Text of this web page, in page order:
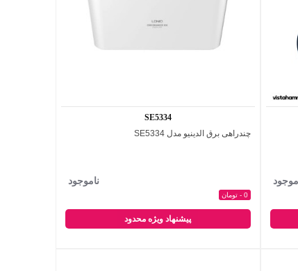
اضافه به مقایسه
SE5334
چندراهی برق الدینیو مدل SE5334
ناموجود
0 - تومان
پیشنهاد ویژه محدود